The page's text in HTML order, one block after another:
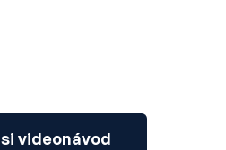
videonávod